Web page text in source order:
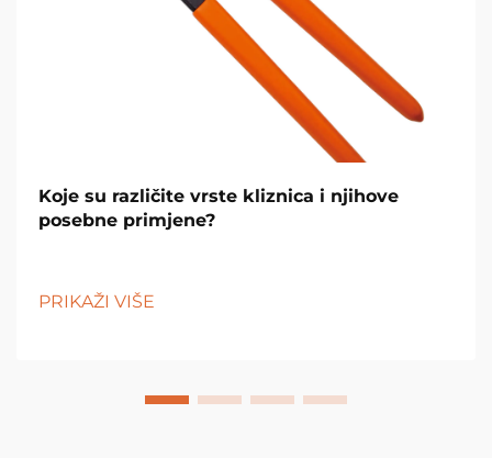
Koje su različite vrste kliznica i njihove
posebne primjene?
PRIKAŽI VIŠE